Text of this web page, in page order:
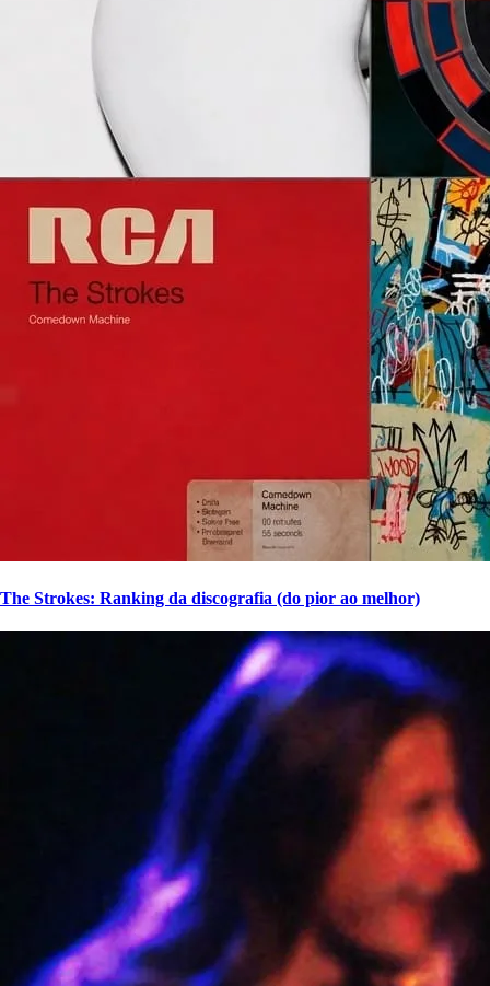
The Strokes: Ranking da discografia (do pior ao melhor)